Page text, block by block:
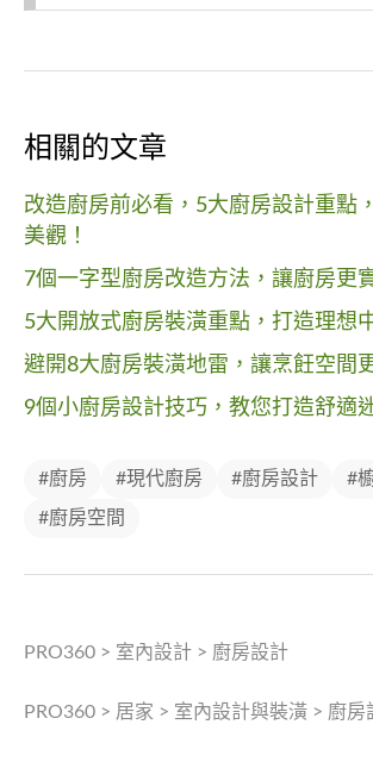
相關的文章
改造廚房前必看，5大廚房設計重點
美觀！
7個一字型廚房改造方法，讓廚房更
5大開放式廚房裝潢重點，打造理想
避開8大廚房裝潢地雷，讓烹飪空間
9個小廚房設計技巧，教您打造舒適
#廚房 #現代廚房 #廚房設計 #
#廚房空間
PRO360 > 室內設計 > 廚房設計
PRO360 > 居家 > 室內設計與裝潢 > 廚房